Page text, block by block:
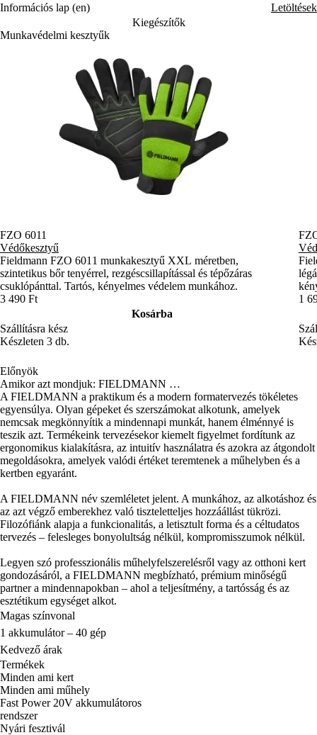
Információs lap (en)
Letöltések
Kiegészítők
Munkavédelmi kesztyűk
FZO 6011
Védőkesztyű
Fieldmann FZO 6011 munkakesztyű XXL méretben,
szintetikus bőr tenyérrel, rezgéscsillapítással és tépőzáras
csuklópánttal. Tartós, kényelmes védelem munkához.
3 490 Ft
Kosárba
Szállításra kész
Készleten 3 db.
1
Előnyök
Amikor azt mondjuk: FIELDMANN …
A FIELDMANN a praktikum és a modern formatervezés tökéletes
egyensúlya. Olyan gépeket és szerszámokat alkotunk, amelyek
nemcsak megkönnyítik a mindennapi munkát, hanem élménnyé is
teszik azt. Termékeink tervezésekor kiemelt figyelmet fordítunk az
ergonomikus kialakításra, az intuitív használatra és azokra az átgondolt
megoldásokra, amelyek valódi értéket teremtenek a műhelyben és a
kertben egyaránt.
A FIELDMANN név szemléletet jelent. A munkához, az alkotáshoz és
az azt végző emberekhez való tiszteletteljes hozzáállást tükrözi.
Filozófiánk alapja a funkcionalitás, a letisztult forma és a céltudatos
tervezés – felesleges bonyolultság nélkül, kompromisszumok nélkül.
Legyen szó professzionális műhelyfelszerelésről vagy az otthoni kert
gondozásáról, a FIELDMANN megbízható, prémium minőségű
partner a mindennapokban – ahol a teljesítmény, a tartósság és az
esztétikum egységet alkot.
Magas színvonal
1 akkumulátor – 40 gép
Kedvező árak
Termékek
Minden ami kert
Minden ami műhely
Fast Power 20V akkumulátoros
rendszer
Nyári fesztivál